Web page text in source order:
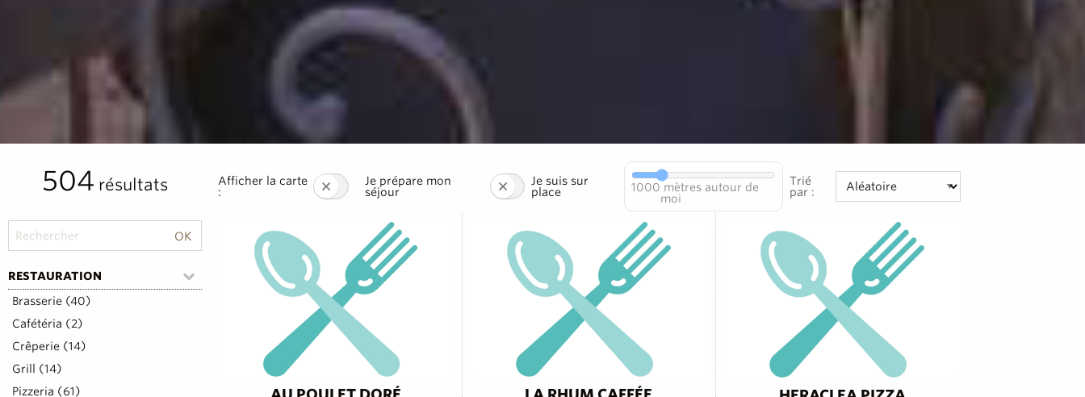
504 résultats
RESTAURATION
Brasserie (40)
Cafétéria (2)
Crêperie (14)
Grill (14)
Pizzeria (61)
Afficher la carte
:
Je prépare mon
séjour
Je suis sur
place
1000 mètres autour de
moi
Trié
par :